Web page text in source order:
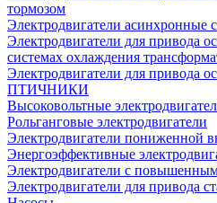
тормозом
Электродвигатели асинхронные
Электродвигатели для привода
системах охлаждения
Электродвигатели для привода
ПТИЧНИКИ
Высоковольтные
Рольганговые электродвигатели
Электродвигатели пониженной
Энергоэффективные
Электродвигатели с
Электродвигатели для привода